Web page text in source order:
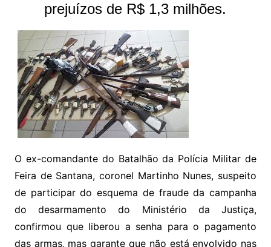
prejuízos de R$ 1,3 milhões.
O ex-comandante do Batalhão da Polícia Militar de
Feira de Santana, coronel Martinho Nunes, suspeito
de participar do esquema de fraude da campanha
do desarmamento do Ministério da Justiça,
confirmou que liberou a senha para o pagamento
das armas, mas garante que não está envolvido nas